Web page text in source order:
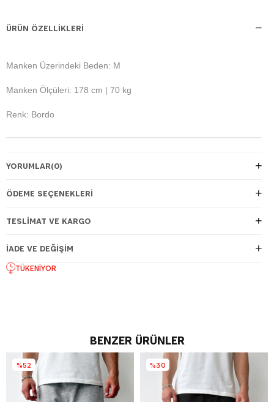
ÜRÜN ÖZELLIKLERI
Manken Üzerindeki Beden: M
Manken Ölçüleri: 178 cm | 70 kg
Renk: Bordo
YORUMLAR(0)
ÖDEME SEÇENEKLERI
TESLIMAT VE KARGO
İADE VE DEĞIŞIM
TÜKENIYOR
BENZER ÜRÜNLER
%52 %30